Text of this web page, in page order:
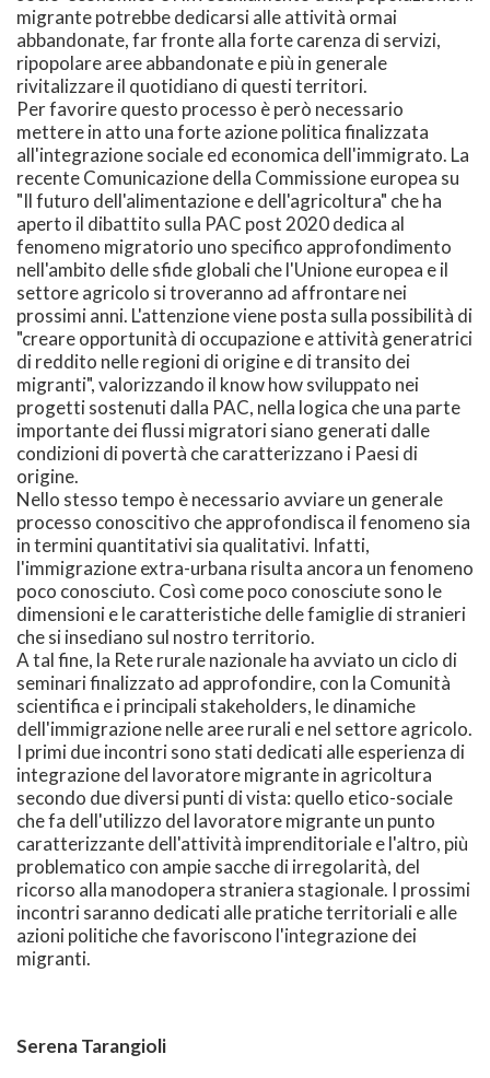
migrante potrebbe dedicarsi alle attività ormai
abbandonate, far fronte alla forte carenza di servizi,
ripopolare aree abbandonate e più in generale
rivitalizzare il quotidiano di questi territori.
Per favorire questo processo è però necessario
mettere in atto una forte azione politica finalizzata
all'integrazione sociale ed economica dell'immigrato. La
recente Comunicazione della Commissione europea su
"Il futuro dell'alimentazione e dell'agricoltura" che ha
aperto il dibattito sulla PAC post 2020 dedica al
fenomeno migratorio uno specifico approfondimento
nell'ambito delle sfide globali che l'Unione europea e il
settore agricolo si troveranno ad affrontare nei
prossimi anni. L'attenzione viene posta sulla possibilità di
"creare opportunità di occupazione e attività generatrici
di reddito nelle regioni di origine e di transito dei
migranti", valorizzando il know how sviluppato nei
progetti sostenuti dalla PAC, nella logica che una parte
importante dei flussi migratori siano generati dalle
condizioni di povertà che caratterizzano i Paesi di
origine.
Nello stesso tempo è necessario avviare un generale
processo conoscitivo che approfondisca il fenomeno sia
in termini quantitativi sia qualitativi. Infatti,
l'immigrazione extra-urbana risulta ancora un fenomeno
poco conosciuto. Così come poco conosciute sono le
dimensioni e le caratteristiche delle famiglie di stranieri
che si insediano sul nostro territorio.
A tal fine, la Rete rurale nazionale ha avviato un ciclo di
seminari finalizzato ad approfondire, con la Comunità
scientifica e i principali stakeholders, le dinamiche
dell'immigrazione nelle aree rurali e nel settore agricolo.
I primi due incontri sono stati dedicati alle esperienza di
integrazione del lavoratore migrante in agricoltura
secondo due diversi punti di vista: quello etico-sociale
che fa dell'utilizzo del lavoratore migrante un punto
caratterizzante dell'attività imprenditoriale e l'altro, più
problematico con ampie sacche di irregolarità, del
ricorso alla manodopera straniera stagionale. I prossimi
incontri saranno dedicati alle pratiche territoriali e alle
azioni politiche che favoriscono l'integrazione dei
migranti.
Serena Tarangioli